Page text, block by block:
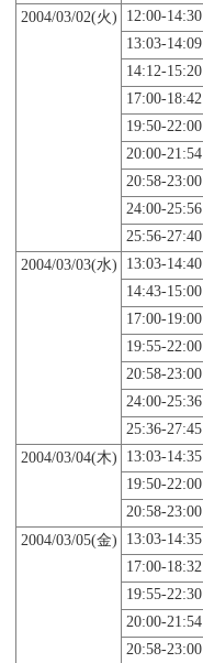
2004/03/02(火)
12:00-14:30
13:03-14:09
14:12-15:20
17:00-18:42
19:50-22:00
20:00-21:54
20:58-23:00
24:00-25:56
25:56-27:40
2004/03/03(水)
13:03-14:40
14:43-15:00
17:00-19:00
19:55-22:00
20:58-23:00
24:00-25:36
25:36-27:45
2004/03/04(木)
13:03-14:35
19:50-22:00
20:58-23:00
2004/03/05(金) 13:03-14:35
17:00-18:32
19:55-22:30
20:00-21:54
20:58-23:00